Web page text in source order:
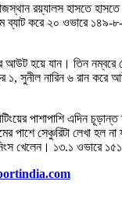
রয়্যালস হাসতে
ব্যাট করে ২০ ওভারে
হয়ে যান। তিন নম্বরে
১, সুনীল নারিন ৬
পাশাপাশি এদিন
সেঞ্চুরিটা লেখা হল না
খেলেন। ১৩.১ ওভারে